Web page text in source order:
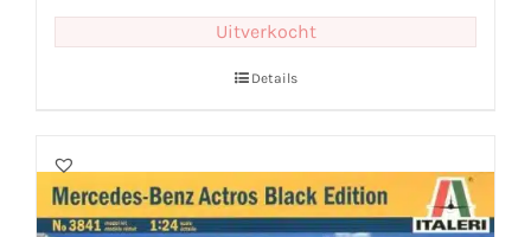
Uitverkocht
Details